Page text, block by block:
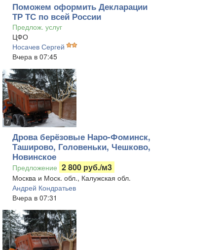
Поможем оформить Декларации
ТР ТС по всей России
Предлож. услуг
ЦФО
Носачев Сергей
Вчера в 07:45
7
Дрова берёзовые Наро-Фоминск,
Таширово, Головеньки, Чешково,
Новинское
Предложение 2 800 руб./м3
Москва и Моск. обл., Калужская обл.
Андрей Кондратьев
Вчера в 07:31